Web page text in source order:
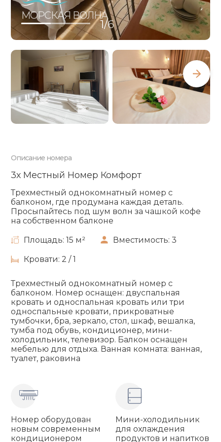
4х Местный Номер Комфорт
2х Местный Номер Комфорт Плюс
3х Местный Номер Комфорт Плюс
2х Местный Полулюкс С Балконом И
Видом На Море
3 Местный Полулюкс С Балконом И
Видом На Море
2-Х Комнатный 5-Ти Местный Номер С
Кухней
2-Х Комнатный 4-Х Местный Номер С
МОРСКАЯ ВОЛНА
1/6
Описание номера
3х Местный Номер Комфорт
Трехместный однокомнатный номер с
балконом, где продумана каждая деталь.
Просыпайтесь под шум волн за чашкой кофе
на собственном балконе
Площадь: 15 м² Вместимость: 3
Кровати: 2 / 1
Трехместный однокомнатный номер с
балконом. Номер оснащен: двуспальная
кровать и односпальная кровать или три
односпальные кровати, прикроватные
тумбочки, бра, зеркало, стол, шкаф, вешалка,
тумба под обувь, кондиционер, мини-
холодильник, телевизор. Балкон оснащен
мебелью для отдыха. Ванная комната: ванная,
туалет, раковина
Номер оборудован
новым современным
кондиционером
Мини-холодильник
для охлаждения
продуктов и напитков